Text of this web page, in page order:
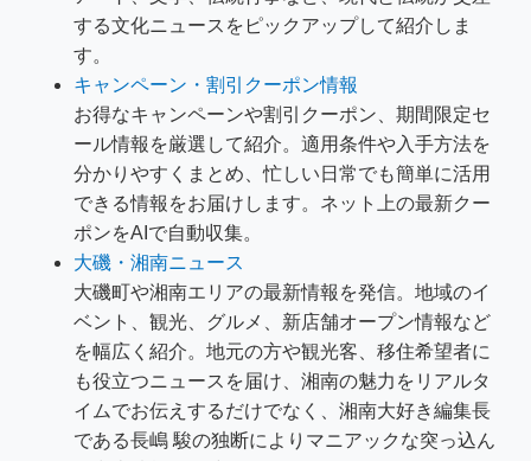
する文化ニュースをピックアップして紹介しま
す。
キャンペーン・割引クーポン情報
お得なキャンペーンや割引クーポン、期間限定セ
ール情報を厳選して紹介。適用条件や入手方法を
分かりやすくまとめ、忙しい日常でも簡単に活用
できる情報をお届けします。ネット上の最新クー
ポンをAIで自動収集。
大磯・湘南ニュース
大磯町や湘南エリアの最新情報を発信。地域のイ
ベント、観光、グルメ、新店舗オープン情報など
を幅広く紹介。地元の方や観光客、移住希望者に
も役立つニュースを届け、湘南の魅力をリアルタ
イムでお伝えするだけでなく、湘南大好き編集長
である長嶋 駿の独断によりマニアックな突っ込ん